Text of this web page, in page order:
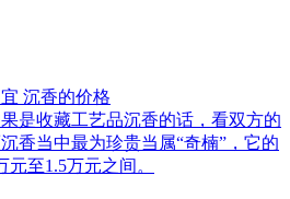
沉香的价格
是收藏工艺品沉香的话，看双方的
当中最为珍贵当属“奇楠”，它的
至1.5万元之间。